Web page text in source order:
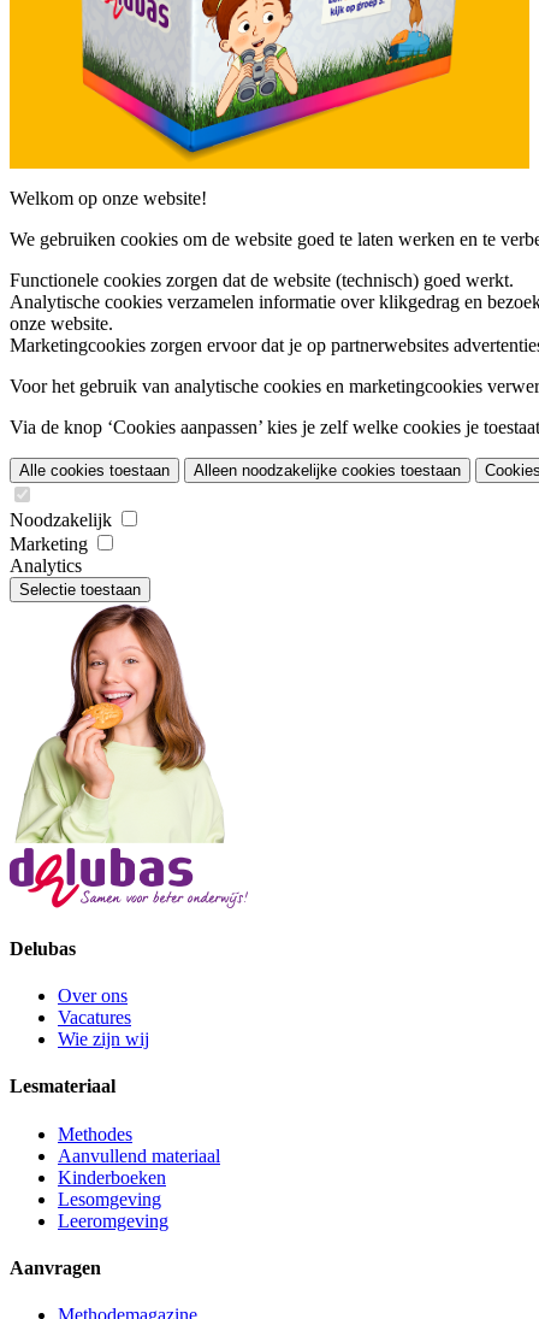
Welkom op onze website!
We gebruiken cookies om de website goed te laten werken en te
Functionele cookies zorgen dat de website (technisch) goed werkt.
Analytische cookies verzamelen informatie over klikgedrag en
onze website.
Marketingcookies zorgen ervoor dat je op partnerwebsites
Voor het gebruik van analytische cookies en marketingcookies
Via de knop ‘Cookies aanpassen’ kies je zelf welke cookies je
Alle cookies toestaan Alleen noodzakelijke cookies toestaan
Noodzakelijk
Marketing
Analytics
Selectie toestaan
Delubas
Over ons
Vacatures
Wie zijn wij
Lesmateriaal
Methodes
Aanvullend materiaal
Kinderboeken
Lesomgeving
Leeromgeving
Aanvragen